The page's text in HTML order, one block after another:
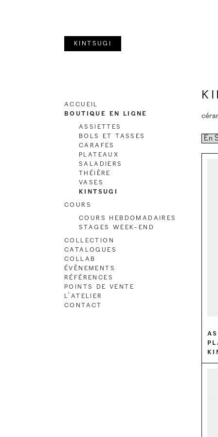
Kintsugi
Accueil
Boutique en ligne
Assiettes
Bols et Tasses
Carafes
Plateaux
Saladiers
Théière
Vases
Kintsugi
Cours
Cours hebdomadaires
Stages Week-end
Collection
Catalogues
Collab
Évènements
Références
Points de vente
L’atelier
Contact